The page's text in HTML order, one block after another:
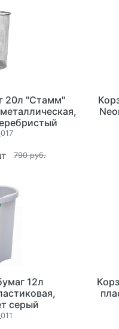
20л "Стамм"
790 руб.
12л
серый